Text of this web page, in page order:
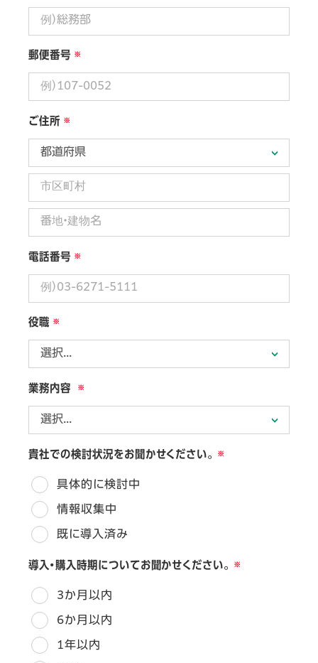
郵便番号
ご住所
電話番号
役職
業務内容
貴社での検討状況をお聞かせください。
具体的に検討中
情報収集中
既に導入済み
導入・購入時期についてお聞かせください。
3か月以内
6か月以内
1年以内